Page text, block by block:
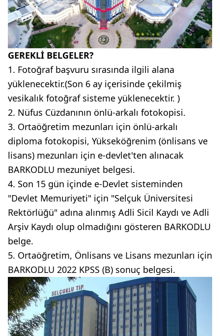
GEREKLİ BELGELER?
1. Fotoğraf başvuru sırasında ilgili alana
yüklenecektir.(Son 6 ay içerisinde çekilmiş
vesikalık fotoğraf sisteme yüklenecektir. )
2. Nüfus Cüzdanının önlü-arkalı fotokopisi.
3. Ortaöğretim mezunları için önlü-arkalı
diploma fotokopisi, Yükseköğrenim (önlisans ve
lisans) mezunları için e-devlet'ten alınacak
BARKODLU mezuniyet belgesi.
4. Son 15 gün içinde e-Devlet sisteminden
"Devlet Memuriyeti" için "Selçuk Üniversitesi
Rektörlüğü" adına alınmış Adli Sicil Kaydı ve Adli
Arşiv Kaydı olup olmadığını gösteren BARKODLU
belge.
5. Ortaöğretim, Önlisans ve Lisans mezunları için
BARKODLU 2022 KPSS (B) sonuç belgesi.